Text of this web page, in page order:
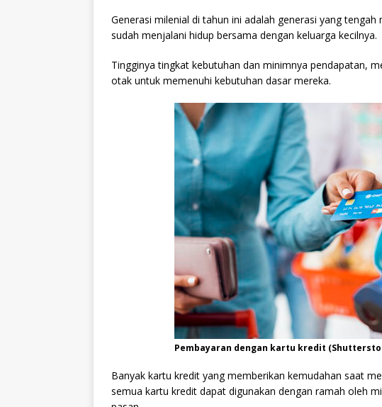
Generasi milenial di tahun ini adalah generasi yang
sudah menjalani hidup bersama dengan keluarga kecilnya.
Tingginya tingkat kebutuhan dan minimnya pendapatan,
otak untuk memenuhi kebutuhan dasar mereka.
Pembayaran dengan kartu kredit
Banyak kartu kredit yang memberikan kemudahan saat
semua kartu kredit dapat digunakan dengan ramah oleh